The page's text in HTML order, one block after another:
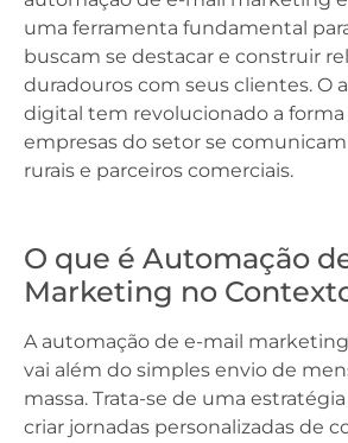
uma ferramenta fundamental
buscam se destacar e construir
duradouros com seus clientes. O
digital tem revolucionado a forma
empresas do setor se
rurais e parceiros comerciais.
O que é Automação
Marketing no
A automação de e-mail
vai além do simples envio de
massa. Trata-se de uma
criar jornadas personalizadas de